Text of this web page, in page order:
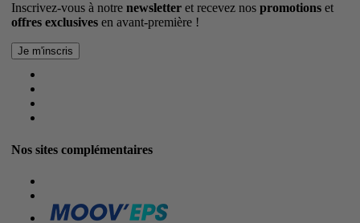
Inscrivez-vous à notre newsletter et recevez nos promotions et
offres exclusives en avant-première !
Nos sites complémentaires